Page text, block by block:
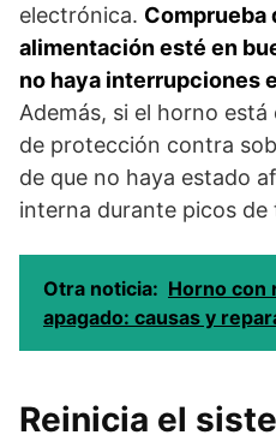
electrónica. Comprueba
alimentación esté en
no haya interrupciones
Además, si el horno
de protección contra
de que no haya estado
interna durante picos de
Otra noticia: Horno con
apagado: causas y
Reinicia el